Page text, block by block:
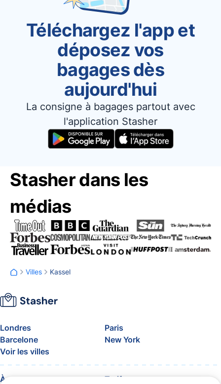
Téléchargez l'app et
déposez vos
bagages dès
aujourd'hui
La consigne à bagages partout avec
l'application Stasher
Stasher dans les
médias
Villes Kassel
Londres
Paris
Barcelone
New York
Voir les villes
À propos Tarifs